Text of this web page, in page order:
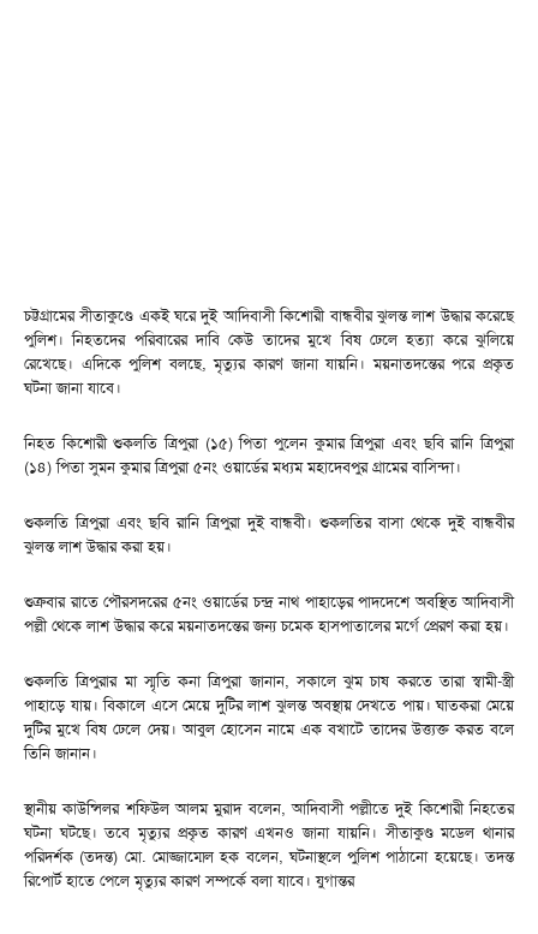
চট্টগ্রামের সীতাকুণ্ডে একই ঘরে দুই আদিবাসী কিশোরী বান্ধবীর ঝুলন্ত লাশ উদ্ধার করেছে
পুলিশ। নিহতদের পরিবারের দাবি কেউ তাদের মুখে বিষ ঢেলে হত্যা করে ঝুলিয়ে
রেখেছে। এদিকে পুলিশ বলছে, মৃত্যুর কারণ জানা যায়নি। ময়নাতদন্তের পরে প্রকৃত
ঘটনা জানা যাবে।
নিহত কিশোরী শুকলতি ত্রিপুরা (১৫) পিতা পুলেন কুমার ত্রিপুরা এবং ছবি রানি ত্রিপুরা
(১৪) পিতা সুমন কুমার ত্রিপুরা ৫নং ওয়ার্ডের মধ্যম মহাদেবপুর গ্রামের বাসিন্দা।
শুকলতি ত্রিপুরা এবং ছবি রানি ত্রিপুরা দুই বান্ধবী। শুকলতির বাসা থেকে দুই বান্ধবীর
ঝুলন্ত লাশ উদ্ধার করা হয়।
শুক্রবার রাতে পৌরসদরের ৫নং ওয়ার্ডের চন্দ্র নাথ পাহাড়ের পাদদেশে অবস্থিত আদিবাসী
পল্লী থেকে লাশ উদ্ধার করে ময়নাতদন্তের জন্য চমেক হাসপাতালের মর্গে প্রেরণ করা হয়।
শুকলতি ত্রিপুরার মা স্মৃতি কনা ত্রিপুরা জানান, সকালে ঝুম চাষ করতে তারা স্বামী-স্ত্রী
পাহাড়ে যায়। বিকালে এসে মেয়ে দুটির লাশ ঝুলন্ত অবস্থায় দেখতে পায়। ঘাতকরা মেয়ে
দুটির মুখে বিষ ঢেলে দেয়। আবুল হোসেন নামে এক বখাটে তাদের উত্ত্যক্ত করত বলে
তিনি জানান।
স্থানীয় কাউন্সিলর শফিউল আলম মুরাদ বলেন, আদিবাসী পল্লীতে দুই কিশোরী নিহতের
ঘটনা ঘটছে। তবে মৃত্যুর প্রকৃত কারণ এখনও জানা যায়নি। সীতাকুণ্ড মডেল থানার
পরিদর্শক (তদন্ত) মো. মোজ্জাম্মেল হক বলেন, ঘটনাস্থলে পুলিশ পাঠানো হয়েছে। তদন্ত
রিপোর্ট হাতে পেলে মৃত্যুর কারণ সম্পর্কে বলা যাবে। যুগান্তর